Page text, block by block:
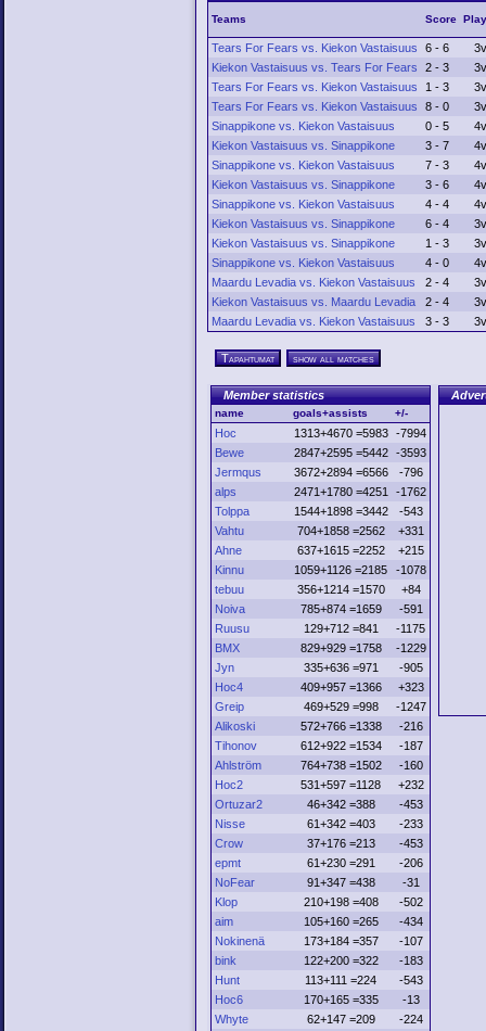
Teams Score
Tears For Fears vs. Kiekon Vastaisuus 6 - 6
Kiekon Vastaisuus vs. Tears For Fears
2 - 3
Tears For Fears vs. Kiekon Vastaisuus
1 - 3
Tears For Fears vs. Kiekon Vastaisuus
8 - 0
Sinappikone vs. Kiekon Vastaisuus
0 - 5
Kiekon Vastaisuus vs. Sinappikone
3 - 7
Sinappikone vs. Kiekon Vastaisuus
7 - 3
Kiekon Vastaisuus vs. Sinappikone
3 - 6
Sinappikone vs. Kiekon Vastaisuus
4 - 4
Kiekon Vastaisuus vs. Sinappikone
6 - 4
Kiekon Vastaisuus vs. Sinappikone
1 - 3
Sinappikone vs. Kiekon Vastaisuus
4 - 0
Maardu Levadia vs. Kiekon Vastaisuus
2 - 4
Kiekon Vastaisuus vs. Maardu Levadia
2 - 4
Maardu Levadia vs. Kiekon Vastaisuus
3 - 3
Tapahtumat show all matches
Member statistics
name goals+assists +/-
Hoc 1313+4670 =5983
-7994
Bewe
2847+2595 =5442
-3593
Jermqus
3672+2894 =6566
-796
alps
2471+1780 =4251
-1762
Tolppa
1544+1898 =3442
-543
Vahtu
704+1858 =2562
+331
Ahne
637+1615 =2252
+215
Kinnu
1059+1126 =2185
-1078
tebuu
356+1214 =1570
+84
Noiva
785+874 =1659
-591
Ruusu
129+712 =841
-1175
BMX
829+929 =1758
-1229
Jyn
335+636 =971
-905
Hoc4
409+957 =1366
+323
Greip
469+529 =998
-1247
Alikoski
572+766 =1338
-216
Tihonov
612+922 =1534
-187
Ahlström
764+738 =1502
-160
Hoc2
531+597 =1128
+232
Ortuzar2
46+342 =388
-453
Nisse
61+342 =403
-233
Crow
37+176 =213
-453
epmt
61+230 =291
-206
NoFear
91+347 =438
-31
Klop
210+198 =408
-502
aim
105+160 =265
-434
Nokinenä
173+184 =357
-107
bink
122+200 =322
-183
Hunt
113+111 =224
-543
Hoc6
170+165 =335
-13
Whyte
62+147 =209
-224